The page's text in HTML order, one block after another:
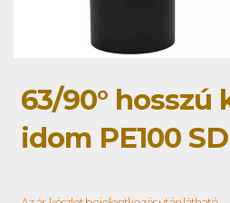
63/90° hosszú
idom PE100